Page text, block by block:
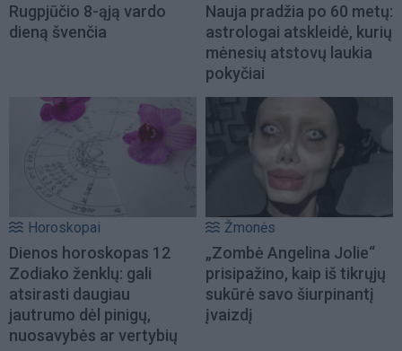
Rugpjūčio 8-ąją vardo
dieną švenčia
Nauja pradžia po 60 metų:
astrologai atskleidė, kurių
mėnesių atstovų laukia
pokyčiai
Horoskopai
Dienos horoskopas 12
Zodiako ženklų: gali
atsirasti daugiau
jautrumo dėl pinigų,
nuosavybės ar vertybių
Žmonės
„Zombė Angelina Jolie“
prisipažino, kaip iš tikrųjų
sukūrė savo šiurpinantį
įvaizdį